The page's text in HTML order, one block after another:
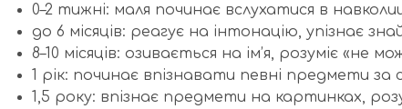
0–2 тижні: маля починає вслухатися в
до 6 місяців: реагує на інтонацію, упізнає
8–10 місяців: озивається на ім’я, розуміє «не
1 рік: починає впізнавати певні предмети за
1,5 року: впізнає предмети на картинках,